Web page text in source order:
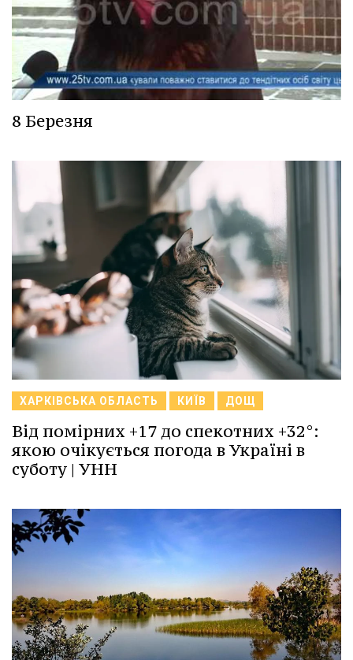
8 Березня
ХАРКІВСЬКА ОБЛАСТЬ КИЇВ ДОЩ
Від помірних +17 до спекотних +32°:
якою очікується погода в Україні в
суботу | УНН